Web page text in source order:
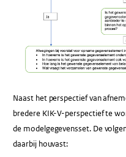
Naast het perspectief van
bredere KIK-V-perspectief te
de modelgegevensset. De
daarbij houvast: